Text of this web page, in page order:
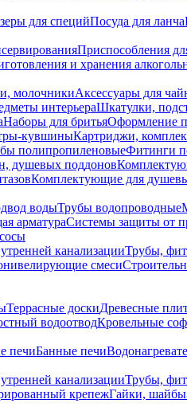
для специйПосуда для ланча
Приспособления
и хранения
молочникиАксессуары для
интерьераШкатулки,
Наборы для бритьяОформление
кувшиныКартриджи,
полипропиленовыеФитинги
душевых поддонов
Комплектующие для
водыТрубы водопроводные
арматураСистемы защиты от
канализацииТрубы,
смеси
Террасные доскиДревесные
водоотводКровельные
печиБанные печи
канализацииТрубы,
крепежГайки, шайбы